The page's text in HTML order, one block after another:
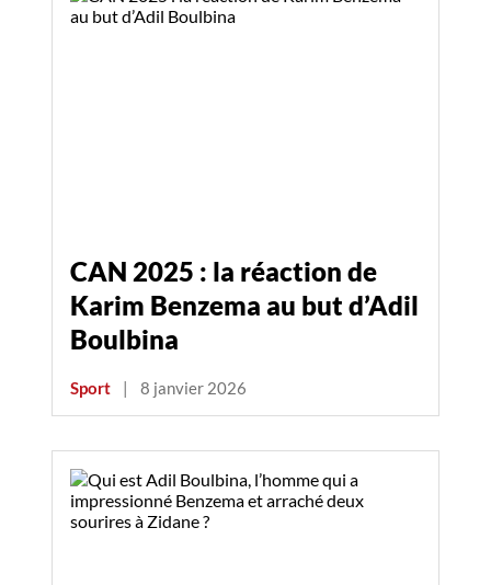
CAN 2025 : la réaction de
Karim Benzema au but d’Adil
Boulbina
Sport | 8 janvier 2026